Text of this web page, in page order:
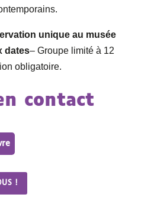
unique au musée
dates– Groupe limité à 12
obligatoire.
contact
!